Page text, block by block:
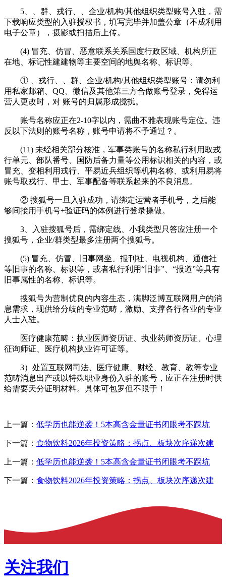
5、、群、戎行、、企业/机构/其他组织类型账号入驻，需
下载响应类型的入驻授权书，填写完毕并加盖公章（不成利用
电子公章），摄影或扫描后上传。
(4) 冒充、仿冒、恶意联系关系国度行政区域、机构所正
在地、标记性建建物等主要空间的地舆名称、标识等。
① 、戎行、、群、企业/机构/其他组织类型账号：请勿利
用私家邮箱、QQ、微信及其他第三方合做账号登录，免得运
营人更改时，对 账号的归属形成搅扰。
账号名称应正在2-10字以内，需曲不雅表现账号定位。违
反以下法则的账号名称，账号申请将不予通过？。
(11) 未经相关部分核准，军事类账号的名称私行利用取戎
行单元、部队番号、国防后备力量等公用标识相关的内容，或
冒充、变相利用戎行、平易近兵组织等机构名称、或利用易将
账号取戎行、甲士、军事配备等联系起来的不良消息。
② 搜狐号一旦入驻成功，请绑定运营者手机号，之后能
够间接用手机号+验证码的体例进行登录操做。
3、入驻搜狐号后，需绑定线、小我类型只答应注册一个
搜狐号，企业/群类型最多注册两个搜狐号。
(5) 冒充、仿冒、旧事网坐、报刊社、电视机构、通信社
等旧事的名称、标识等，或者私行利用“旧事”、“报道”等具有
旧事属性的名称、标识等。
搜狐号为营制优良的内容生态，满脚泛博互联网用户的消
息需求，现供给分歧的专业范畴，激励、支撑各行各业的专业
人士入驻。
医疗健康范畴：执业医师资历证、执业药师资历证、心理
征询师证、医疗机构执业许可证等。
3）处置互联网司法、医疗健康、财经、教育、教等专业
范畴消息出产或以特殊职业身份入驻的账号，应正在注册时供
给需要天分证明材料。具体可包罗但不限于！
上一篇： 低学历也能逆袭！5本高含金量证书闭眼考不踩坑
下一篇： 食物饮料2026年投资策略：拐点、板块次序递次建
上一篇： 低学历也能逆袭！5本高含金量证书闭眼考不踩坑
下一篇： 食物饮料2026年投资策略：拐点、板块次序递次建
关注我们